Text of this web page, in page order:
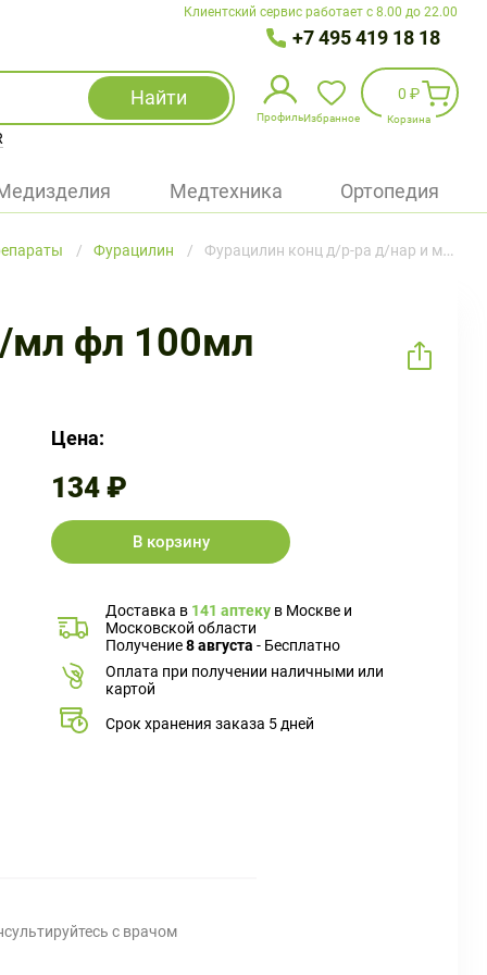
Клиентский сервис работает с 8.00 до 22.00
+7 495 419 18 18
Найти
Медицинская техника (приборы)
Наборы
Профиль
Избранное
Войти
Избранное
0 ₽
Корзина
Медтехника Ортопедия
Фурацилин Фурацилин конц д/р-ра д/нар и местн примен 4мг/мл фл 100мл
мл фл 100мл
Цена:
134 ₽
В корзину
Доставка в 141 аптеку в Москве и
Московской области
Получение8 августа - Бесплатно
Оплата при получении наличными или
картой
Срок хранения заказа 5 дней
с врачом